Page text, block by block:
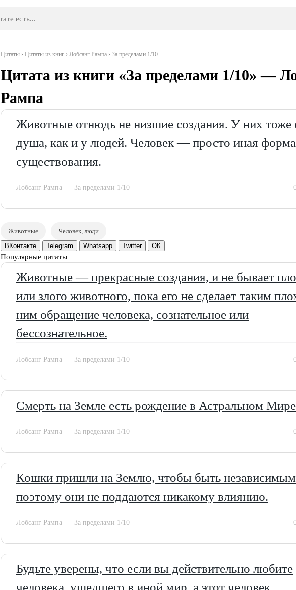
Цитаты › Цитаты из книг › Лобсанг Рампа › За пределами 1/10
Цитата из книги «За пределами 1/10» —
Рампа
Животные отнюдь не низшие создания. У них тоже
душа, как и у людей. Человек — просто иная форма
существования.
Лобсанг Рампа За пределами 1/10
Животные
Человек, люди
ВКонтакте
Telegram Whatsapp Twitter ОК
Популярные цитаты
Животные — прекрасные создания, и не бывает
или злого животного, пока его не сделает таким
ним обращение человека, сознательное или
бессознательное.
Лобсанг Рампа За пределами 1/10
Смерть на Земле есть рождение в Астральном
Лобсанг Рампа За пределами 1/10
Кошки пришли на Землю, чтобы быть
поэтому они не поддаются никакому влиянию.
Лобсанг Рампа За пределами 1/10
Будьте уверены, что если вы действительно любите